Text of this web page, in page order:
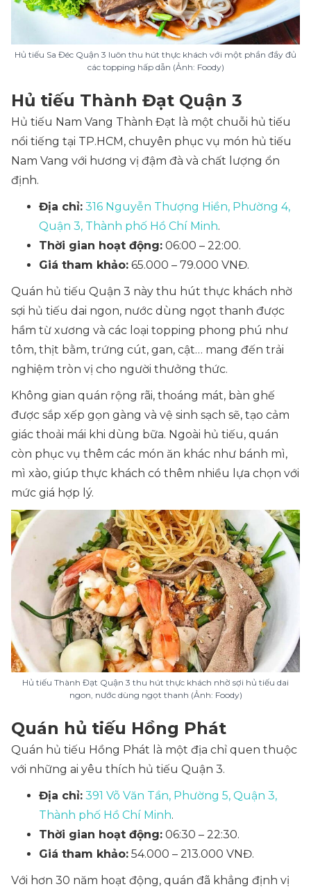
Hủ tiếu Sa Đéc Quận 3 luôn thu hút thực khách với một phần đầy đủ
các topping hấp dẫn (Ảnh: Foody)
Hủ tiếu Thành Đạt Quận 3
Hủ tiếu Nam Vang Thành Đạt là một chuỗi hủ tiếu
nổi tiếng tại TP.HCM, chuyên phục vụ món hủ tiếu
Nam Vang với hương vị đậm đà và chất lượng ổn
định.
Địa chỉ: 316 Nguyễn Thượng Hiền, Phường 4,
Quận 3, Thành phố Hồ Chí Minh.
Thời gian hoạt động: 06:00 – 22:00.
Giá tham khảo: 65.000 – 79.000 VNĐ.
Quán hủ tiếu Quận 3 này thu hút thực khách nhờ
sợi hủ tiếu dai ngon, nước dùng ngọt thanh được
hầm từ xương và các loại topping phong phú như
tôm, thịt bằm, trứng cút, gan, cật… mang đến trải
nghiệm tròn vị cho người thưởng thức.
Không gian quán rộng rãi, thoáng mát, bàn ghế
được sắp xếp gọn gàng và vệ sinh sạch sẽ, tạo cảm
giác thoải mái khi dùng bữa. Ngoài hủ tiếu, quán
còn phục vụ thêm các món ăn khác như bánh mì,
mì xào, giúp thực khách có thêm nhiều lựa chọn với
mức giá hợp lý.
Hủ tiếu Thành Đạt Quận 3 thu hút thực khách nhờ sợi hủ tiếu dai
ngon, nước dùng ngọt thanh (Ảnh: Foody)
Quán hủ tiếu Hồng Phát
Quán hủ tiếu Hồng Phát là một địa chỉ quen thuộc
với những ai yêu thích hủ tiếu Quận 3.
Địa chỉ: 391 Võ Văn Tần, Phường 5, Quận 3,
Thành phố Hồ Chí Minh.
Thời gian hoạt động: 06:30 – 22:30.
Giá tham khảo: 54.000 – 213.000 VNĐ.
Với hơn 30 năm hoạt động, quán đã khẳng định vị